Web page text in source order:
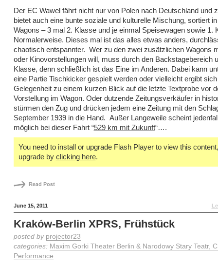
Der EC Wawel fährt nicht nur von Polen nach Deutschland und
bietet auch eine bunte soziale und kulturelle Mischung, sortiert
Wagons – 3 mal 2. Klasse und je einmal Speisewagen sowie 1.
Normalerweise. Dieses mal ist das alles etwas anders,
chaotisch entspannter. Wer zu den zwei zusätzlichen Wagons
oder Kinovorstellungen will, muss durch den Backstagebereich
Klasse, denn schließlich ist das Eine im Anderen. Dabei kann
eine Partie Tischkicker gespielt werden oder vielleicht ergibt sich
Gelegenheit zu einem kurzen Blick auf die letzte Textprobe vor
Vorstellung im Wagon. Oder dutzende Zeitungsverkäufer in
stürmen den Zug und drücken jedem eine Zeitung mit den
September 1939 in die Hand. Außer Langeweile scheint
möglich bei dieser Fahrt “529 km mit Zukunft“….
You need to install or upgrade Flash Player to view this
upgrade by clicking here.
June 15, 2011
Kraków-Berlin XPRS, Frühstück
posted by projector23
categories: Maxim Gorki Theater Berlin & Narodowy Stary Teatr,
Performance